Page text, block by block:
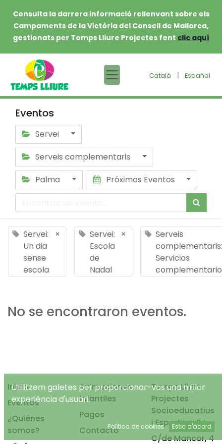
Consulta la darrera informació rellenvant sobre els
Campaments de la Victòria del Consell de Mallorca,
gestionats per Temps Lliure Projectes fent clic aquí
Català | Español
Eventos
Servei
Serveis complementaris
Palma
Próximos Eventos
Servei:
Un dia
sense
escola
×
Servei:
Escola
de
Nadal
×
Serveis
complementaris:
Servicios
No se encontraron eventos.
Inicio
Eventos
¿Quiénes
somos?
Animaciones
infantiles
Pagos
Contacto
Temps Lliure
Projectes
Socioeducatius
i Esportius, S.L.
C/de Mancor, 4
Utilitzem galetes per proporcionar-vos una millor
experiència d'usuari.
Política de cookies Estic d'acord